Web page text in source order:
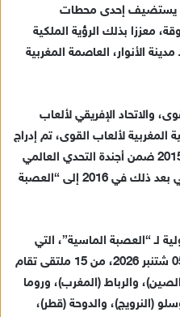
يستضيف إحدى محطات
معززا بذلك الرؤية الملكية
الأنوار، العاصمة المغربية
والاتحاد الإفريقي لألعاب
المغربية لألعاب القوى، تم إدراج
هذا الموعد الرياضي من 2010 إلى 2015 ضمن أجندة التحدي العالمي
للاتحاد الدولي لألعاب القوى، ليرتقي بعد ذلك في 2016 إلى “العصبة
لـ “العصبة الماسية”، التي
تُجرى خلال الفترة ما بين 16 ماي و05 شتنبر 2026، من 15 ملتقى تقام
والرباط (المغرب)، وروما
(النرويج)، والدوحة (قطر)،